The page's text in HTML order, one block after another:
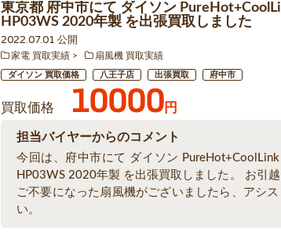
東京都 府中市にて ダイソン
HP03WS 2020年製 を出張買取しました
2022.07.01 公開
家電 買取実績 扇風機 買取実績
ダイソン 買取価格 八王子店 出張買取 府中市
買取価格 10000円
担当バイヤーからのコメント
今回は、府中市にて ダイソン
HP03WS 2020年製 を出張買取しました。 お引
ご不要になった扇風機がございましたら、アシ
い。